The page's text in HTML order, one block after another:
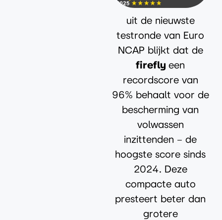
uit de nieuwste
testronde van Euro
NCAP blijkt dat de
fireflyeen
recordscore van
96% behaalt voor de
bescherming van
volwassen
inzittenden – de
hoogste score sinds
2024. Deze
compacte auto
presteert beter dan
grotere